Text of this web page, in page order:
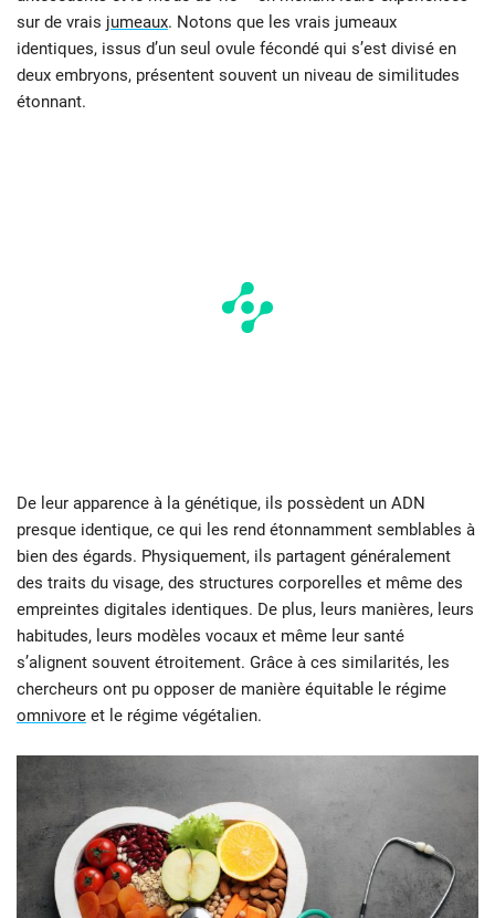
sur de vrais jumeaux. Notons que les vrais jumeaux
identiques, issus d’un seul ovule fécondé qui s’est divisé en
deux embryons, présentent souvent un niveau de similitudes
étonnant.
De leur apparence à la génétique, ils possèdent un ADN
presque identique, ce qui les rend étonnamment semblables à
bien des égards. Physiquement, ils partagent généralement
des traits du visage, des structures corporelles et même des
empreintes digitales identiques. De plus, leurs manières, leurs
habitudes, leurs modèles vocaux et même leur santé
s’alignent souvent étroitement. Grâce à ces similarités, les
chercheurs ont pu opposer de manière équitable le régime
omnivore et le régime végétalien.